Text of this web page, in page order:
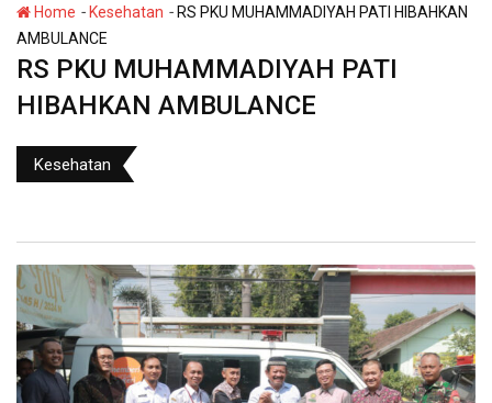
Home - Kesehatan - RS PKU MUHAMMADIYAH PATI HIBAHKAN
AMBULANCE
RS PKU MUHAMMADIYAH PATI
HIBAHKAN AMBULANCE
Kesehatan